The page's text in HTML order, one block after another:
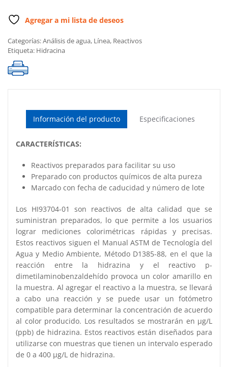
Agregar a mi lista de deseos
Categorías:Análisis de agua, Línea, Reactivos
Etiqueta: Hidracina
Información del producto Especificaciones
CARACTERÍSTICAS:
Reactivos preparados para facilitar su uso
Preparado con productos químicos de alta pureza
Marcado con fecha de caducidad y número de lote
Los HI93704-01 son reactivos de alta calidad que se
suministran preparados, lo que permite a los usuarios
lograr mediciones colorimétricas rápidas y precisas.
Estos reactivos siguen el Manual ASTM de Tecnología del
Agua y Medio Ambiente, Método D1385-88, en el que la
reacción entre la hidrazina y el reactivo p-
dimetilaminobenzaldehído provoca un color amarillo en
la muestra. Al agregar el reactivo a la muestra, se llevará
a cabo una reacción y se puede usar un fotómetro
compatible para determinar la concentración de acuerdo
al color producido. Los resultados se mostrarán en μg/L
(ppb) de hidrazina. Estos reactivos están diseñados para
utilizarse con muestras que tienen un intervalo esperado
de 0 a 400 μg/L de hidrazina.